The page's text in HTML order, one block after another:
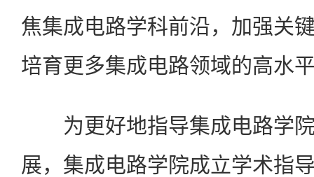
焦集成电路学科前沿，加强关
培育更多集成电路领域的高水
为更好地指导集成电路学院
展，集成电路学院成立学术指